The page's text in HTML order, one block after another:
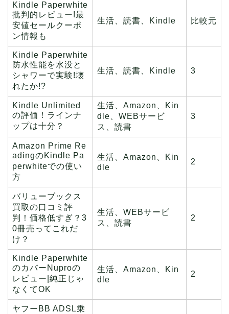
Kindle Paperwhite
批判的レビュー!最
安値セールクーポ
ン情報も
生活、読書、Kindle 比較元
Kindle Paperwhite
防水性能を水没と
シャワーで実験!壊
れたか!?
生活、読書、Kindle 3
Kindle Unlimited
の評価！ラインナ
ップは十分？
生活、Amazon、Kin
dle、WEBサービ
ス、読書
3
Amazon Prime Re
adingのKindle Pa
perwhiteでの使い
方
生活、Amazon、Kin
dle
2
バリューブックス
買取の口コミ評
判！価格低すぎ？3
0冊売ってこれだ
け？
生活、WEBサービ
ス、読書
2
Kindle Paperwhite
のカバーNuproの
レビュー|純正じゃ
なくてOK
生活、Amazon、Kin
dle
2
ヤフーBB ADSL乗